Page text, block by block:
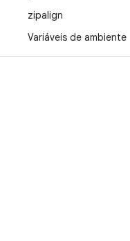
zipalign
Variáveis de ambiente